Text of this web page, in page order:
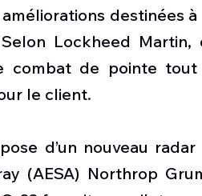
destinées
Lockheed
combat de pointe
le client.
d’un nouveau
(AESA) Northrop